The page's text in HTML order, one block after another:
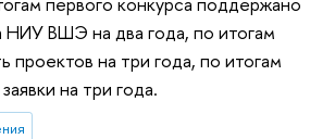
НИУ ВШЭ на два года, по итогам
проектов на три года, по итогам
на три года.